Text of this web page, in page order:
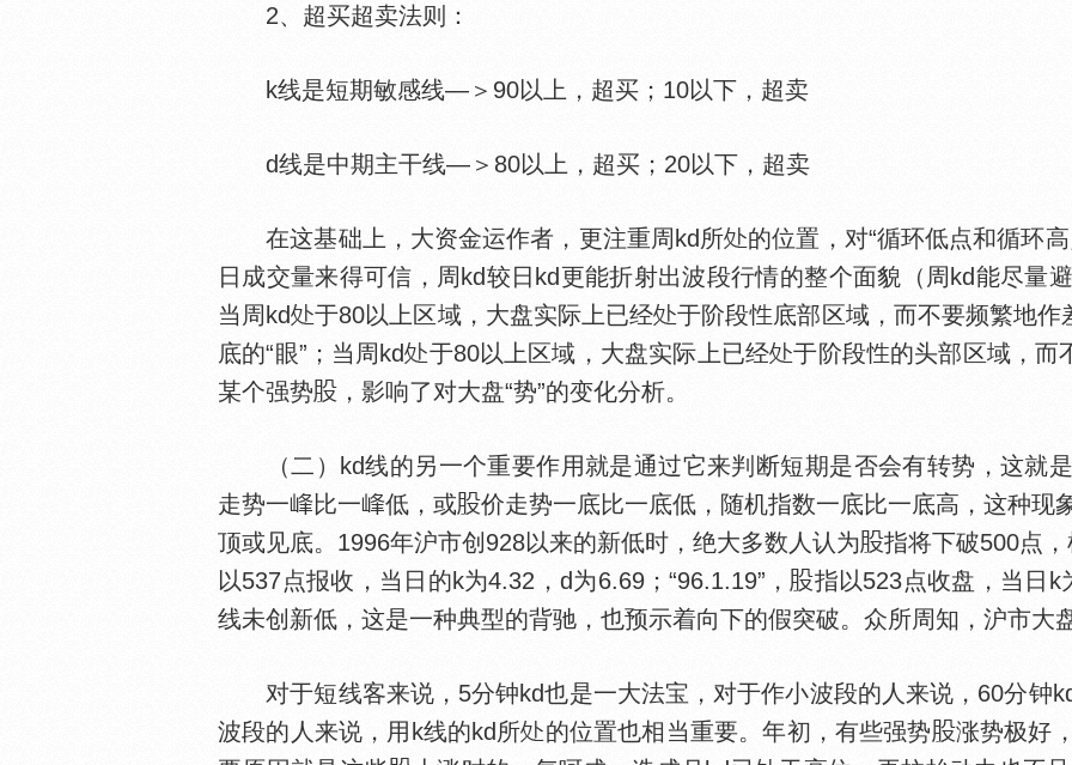
2、超买超卖法则：
k线是短期敏感线—＞90以上，超买；10以下，超卖
d线是中期主干线—＞80以上，超买；20以下，超卖
在这基础上，大资金运作者，更注重周kd所
的位置，对“循环低点和循环
日成交量来得可信，周kd较日kd更能折射出波段行情的整个面貌（周kd能尽量
当周kd
于80以上区域，大盘实际上已经 于阶段
底部区域，而不要频繁地作
底的“眼”；当周kd
于80以上区域，大盘实际上已经 于阶段
的头部区域，而
某个强势
，影响了对大盘“势”的变化分析。
（二）kd线的另一个重要作用就是通过它来判断短期是否会有转势，这就
走势一
比一 低，或
价走势一底比一底低，随机指数一底比一底高，这种现
顶或见底。1996年沪市创928以来的新低时，绝大多数人认为
指将下破500点
以537点报收，当日的k为4.32，d为6.69；“96.1.19”，
指以523点收盘，当日k
线未创新低，这是一种典型的背驰，也预示着向下的假突破。众所周知，沪市大
对于短线客来说，5分钟kd也是一大法宝，对于作小波段的人来说，60分钟
波段的人来说，用k线的kd所
的位置也相当重要。年初，有些强势
涨势极好